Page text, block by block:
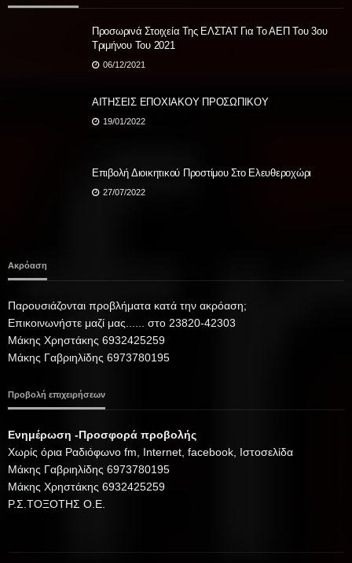
Προσωρινά Στοιχεία Της ΕΛΣΤΑΤ Για Το ΑΕΠ Του 3ου
Τριμήνου Του 2021
06/12/2021
ΑΙΤΗΣΕΙΣ ΕΠΟΧΙΑΚΟΥ ΠΡΟΣΩΠΙΚΟΥ
19/01/2022
Επιβολή Διοικητικού Προστίμου Στο Ελευθεροχώρι
27/07/2022
Ακρόαση
Παρουσιάζονται προβλήματα κατά την ακρόαση;
Επικοινωνήστε μαζί μας...... στο 23820-42303
Μάκης Χρηστάκης 6932425259
Μάκης Γαβριηλίδης 6973780195
Προβολή επιχειρήσεων
Ενημέρωση -Προσφορά προβολής
Xωρίς όρια Ραδιόφωνο fm, Internet, facebook, Ιστοσελίδα
Μάκης Γαβριηλίδης 6973780195
Μάκης Χρηστάκης 6932425259
Ρ.Σ.ΤΟΞΟΤΗΣ Ο.Ε.